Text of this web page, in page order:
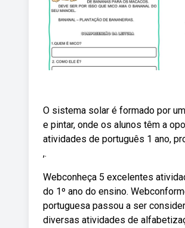
O sistema solar é formado por
e pintar, onde os alunos têm a
atividades de português 1 ano,
,.
Webconheça 5 excelentes
do 1º ano do ensino.
portuguesa passou a ser
diversas atividades de